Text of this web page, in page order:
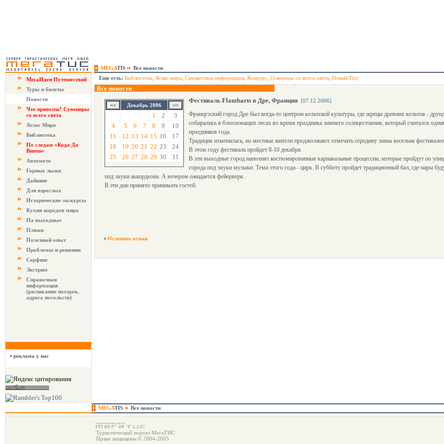
MEGATIS
Все новости
МегаИдеи Путешествий
Туры и билеты
Новости
Что привезти? Сувениры
со всего света
Атлас Мира
Библиотека
По следам «Кода Да
Винчи»
Автомото
Горные лыжи
Дайвинг
Для взрослых
Исторические экскурсы
Кухня народов мира
На выходные
Пляжи
Полезный опыт
Проблемы и решения
Серфинг
Экстрим
Справочная
информация
(расписание поездов,
адреса посольств)
реклама у нас
Еще есть: Библиотека Атлас мира Справочная информация Конкурс Сувениры со всего света Новый Год
Все новости
Декабрь 2006
1 2
3
4
5 6 7 8 9
10
11
12 13 14 15 16
17
18
19 20 21 22 23
24
25
26 27 28 29 30 31
Фестиваль Flambarts в Дре, Франция [07.12.2006]
Французский город Дре был когда-то центром кельтской культуры, где жрецы древних кельтов -
собирались в близлежащих лесах во время праздника зимнего солнцестояния, который считался
праздников года.
Традиция изменилась, но местные жители проджолжают отмечать середину зимы веселым
В этом году фестиваль пройдет 8-10 декабря.
В эти выходные город наполнят костюмированные карнавальные процессии, которые пройдут по
города под звуки музыки. Тема этого года - цирк. В субботу пройдет традиционный бал, где пары
под звуки аккордеона. А вечером ожидается фейерверк.
В эти дни принято принимать гостей.
Оставить отзыв
MEGATIS Все новости
Туристический портал МегаТИС
Права защищены © 2004-2005